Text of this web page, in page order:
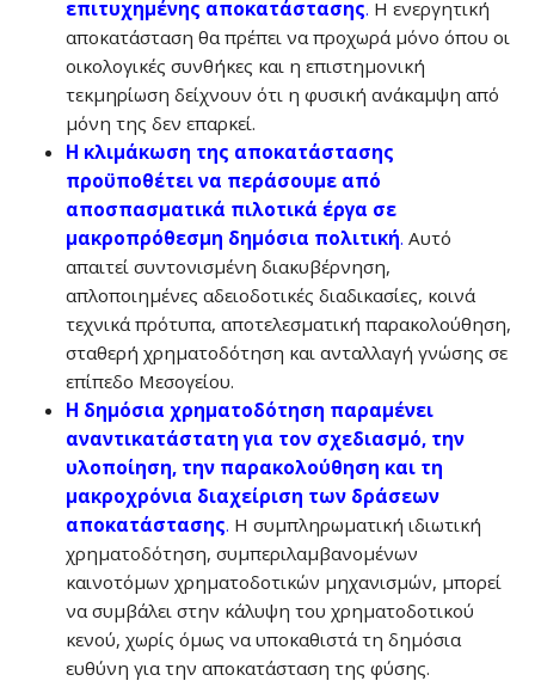
επιτυχημένης αποκατάστασης. Η ενεργητική
αποκατάσταση θα πρέπει να προχωρά μόνο όπου οι
οικολογικές συνθήκες και η επιστημονική
τεκμηρίωση δείχνουν ότι η φυσική ανάκαμψη από
μόνη της δεν επαρκεί.
Η κλιμάκωση της αποκατάστασης
προϋποθέτει να περάσουμε από
αποσπασματικά πιλοτικά έργα σε
μακροπρόθεσμη δημόσια πολιτική. Αυτό
απαιτεί συντονισμένη διακυβέρνηση,
απλοποιημένες αδειοδοτικές διαδικασίες, κοινά
τεχνικά πρότυπα, αποτελεσματική παρακολούθηση,
σταθερή χρηματοδότηση και ανταλλαγή γνώσης σε
επίπεδο Μεσογείου.
Η δημόσια χρηματοδότηση παραμένει
αναντικατάστατη για τον σχεδιασμό, την
υλοποίηση, την παρακολούθηση και τη
μακροχρόνια διαχείριση των δράσεων
αποκατάστασης. Η συμπληρωματική ιδιωτική
χρηματοδότηση, συμπεριλαμβανομένων
καινοτόμων χρηματοδοτικών μηχανισμών, μπορεί
να συμβάλει στην κάλυψη του χρηματοδοτικού
κενού, χωρίς όμως να υποκαθιστά τη δημόσια
ευθύνη για την αποκατάσταση της φύσης.